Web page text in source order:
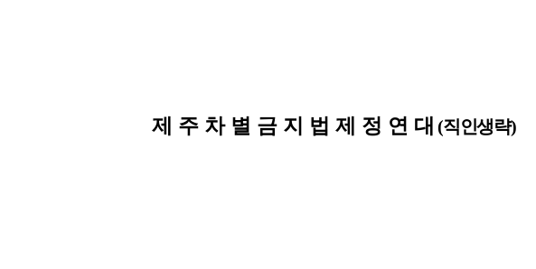
제 주 차 별 금 지 법 제 정 연 대 (직인생략)